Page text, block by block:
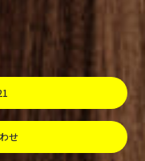
せ